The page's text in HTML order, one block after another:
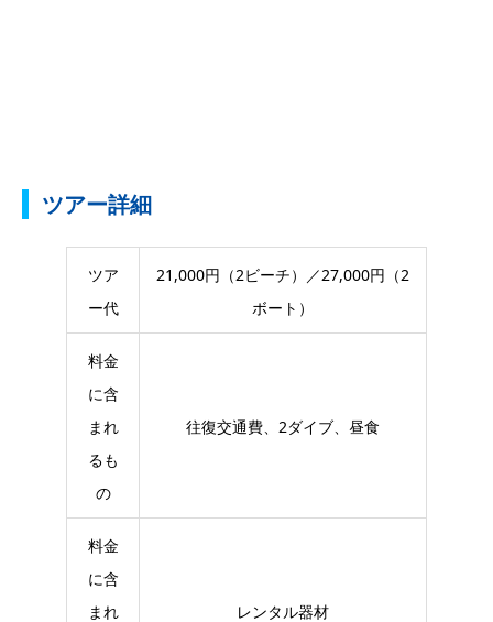
ツアー詳細
ツア
ー代
21,000円（2ビーチ）／27,000円（2
ボート）
料金
に含
まれ
るも
の
往復交通費、2ダイブ、昼食
料金
に含
まれ
レンタル器材